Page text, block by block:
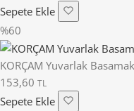
Sepete Ekle
%60
KORÇAM Yuvarlak
153,60 TL
Sepete Ekle